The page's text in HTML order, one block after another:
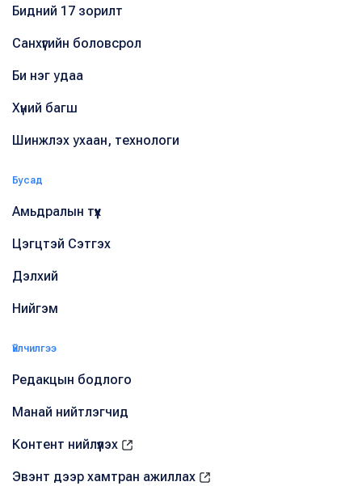
Бидний 17 зорилт
Санхүүгийн боловсрол
Би нэг удаа
Хүний багш
Шинжлэх ухаан, технологи
Бусад
Амьдралын түүх
Цэгцтэй Сэтгэх
Дэлхий
Нийгэм
Үйлчилгээ
Редакцын бодлого
Манай нийтлэгчид
Контент нийлүүлэх
Эвэнт дээр хамтран ажиллах